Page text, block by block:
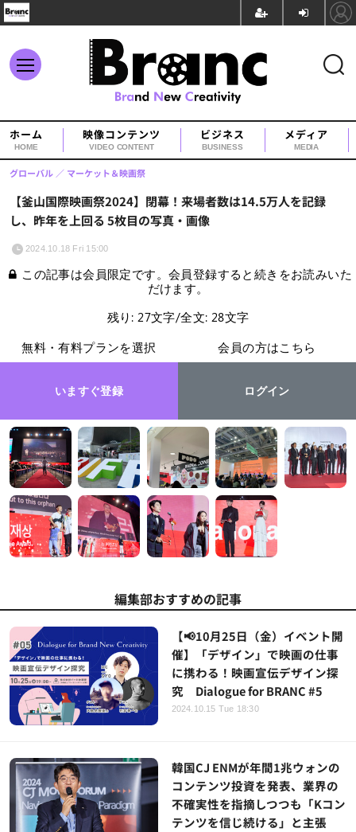
ホーム
HOME
映像コンテンツ
VIDEO CONTENT
ビジネス
BUSINESS
メディア
MEDIA
【釜山国際映画祭2024】閉幕！来場者数は14.5万人を記録
し、昨年を上回る 5枚目の写真・画像
グローバル マーケット＆映画祭
2024.10.18 Fri 15:00
この記事は会員限定です。会員登録すると続きをお読みいた
だけます。
残り: 27文字/全文: 28文字
無料・有料プランを選択
いますぐ登録
会員の方はこちら
ログイン
編集部おすすめの記事
【📢10月25日（金）イベント開
催】「デザイン」で映画の仕事
に携わる！映画宣伝デザイン探
究 Dialogue for BRANC #5
2024.10.15 Tue 18:30
韓国CJ ENMが年間1兆ウォンの
コンテンツ投資を発表、業界の
不確実性を指摘しつつも「Kコン
テンツを信じ続ける」と主張